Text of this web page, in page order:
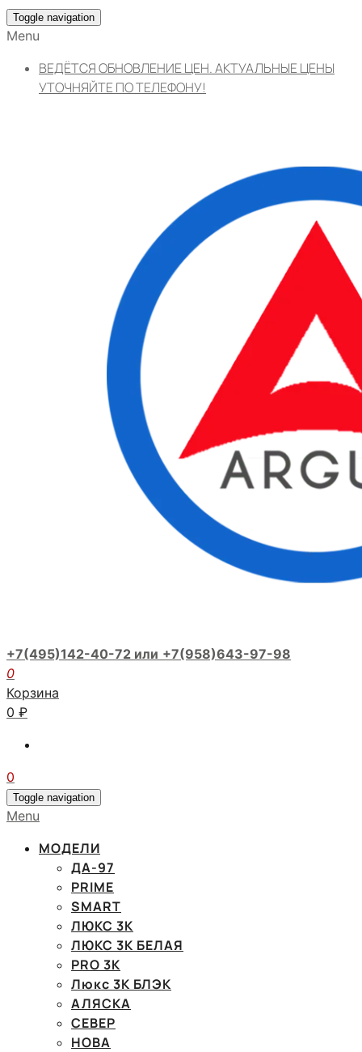
Toggle navigation
Menu
ВЕДЁТСЯ ОБНОВЛЕНИЕ ЦЕН. АКТУАЛЬНЫЕ ЦЕНЫ
УТОЧНЯЙТЕ ПО ТЕЛЕФОНУ!
+7(495)142-40-72 или +7(958)643-97-98
0
Корзина
0 ₽
0
Toggle navigation
Menu
МОДЕЛИ
ДА-97
PRIME
SMART
ЛЮКС 3К
ЛЮКС 3К БЕЛАЯ
PRO 3K
Люкс 3К БЛЭК
АЛЯСКА
СЕВЕР
НОВА